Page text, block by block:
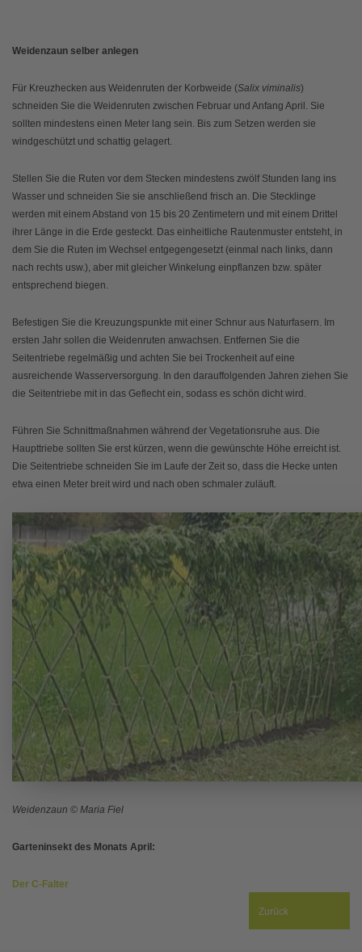
Weidenzaun selber anlegen
Für Kreuzhecken aus Weidenruten der Korbweide (Salix viminalis)
schneiden Sie die Weidenruten zwischen Februar und Anfang April. Sie
sollten mindestens einen Meter lang sein. Bis zum Setzen werden sie
windgeschützt und schattig gelagert.
Stellen Sie die Ruten vor dem Stecken mindestens zwölf Stunden lang ins
Wasser und schneiden Sie sie anschließend frisch an. Die Stecklinge
werden mit einem Abstand von 15 bis 20 Zentimetern und mit einem Drittel
ihrer Länge in die Erde gesteckt. Das einheitliche Rautenmuster entsteht, in
dem Sie die Ruten im Wechsel entgegengesetzt (einmal nach links, dann
nach rechts usw.), aber mit gleicher Winkelung einpflanzen bzw. später
entsprechend biegen.
Befestigen Sie die Kreuzungspunkte mit einer Schnur aus Naturfasern. Im
ersten Jahr sollen die Weidenruten anwachsen. Entfernen Sie die
Seitentriebe regelmäßig und achten Sie bei Trockenheit auf eine
ausreichende Wasserversorgung. In den darauffolgenden Jahren ziehen Sie
die Seitentriebe mit in das Geflecht ein, sodass es schön dicht wird.
Führen Sie Schnittmaßnahmen während der Vegetationsruhe aus. Die
Haupttriebe sollten Sie erst kürzen, wenn die gewünschte Höhe erreicht ist.
Die Seitentriebe schneiden Sie im Laufe der Zeit so, dass die Hecke unten
etwa einen Meter breit wird und nach oben schmaler zuläuft.
Weidenzaun © Maria Fiel
Garteninsekt des Monats April:
Der C-Falter
Zurück